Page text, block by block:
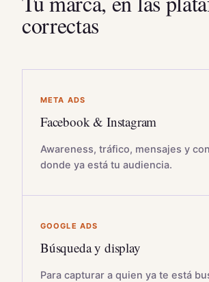
correctas
META ADS
Facebook & Instagram
Awareness, tráfico, mensajes y
donde ya está tu audiencia.
GOOGLE ADS
Búsqueda y display
Para capturar a quien ya te está